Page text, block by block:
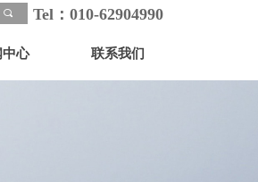
中心 联系我们
Tel：010-62904990
끠